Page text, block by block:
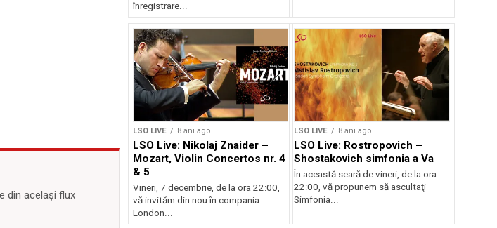
din același flux
înregistrare...
LSO LIVE 8 ani ago
LSO Live: Nikolaj Znaider –
Mozart, Violin Concertos nr. 4
& 5
Vineri, 7 decembrie, de la ora 22:00,
vă invităm din nou în compania
London...
LSO LIVE 8 ani ago
LSO Live: Rostropovich –
Shostakovich simfonia a Va
În această seară de vineri, de la ora
22:00, vă propunem să ascultaţi
Simfonia...